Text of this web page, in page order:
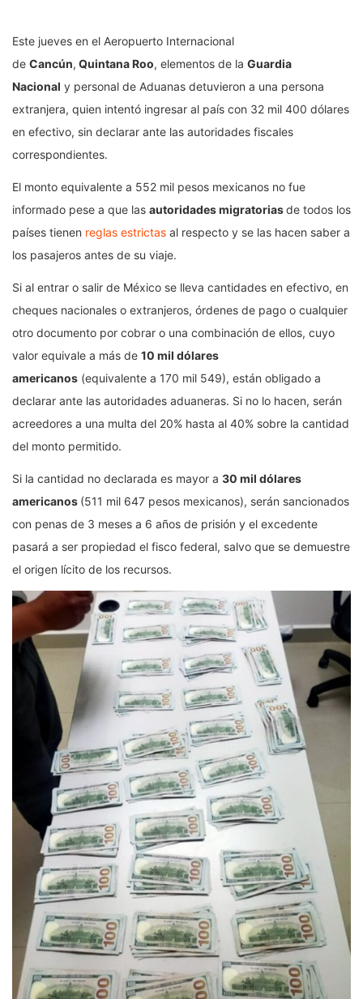
Este jueves en el Aeropuerto Internacional
de Cancún, Quintana Roo, elementos de la Guardia
Nacional y personal de Aduanas detuvieron a una persona
extranjera, quien intentó ingresar al país con 32 mil 400 dólares
en efectivo, sin declarar ante las autoridades fiscales
correspondientes.
El monto equivalente a 552 mil pesos mexicanos no fue
informado pese a que las autoridades migratoriasde todos los
países tienen reglas estrictas al respecto y se las hacen saber a
los pasajeros antes de su viaje.
Si al entrar o salir de México se lleva cantidades en efectivo, en
cheques nacionales o extranjeros, órdenes de pago o cualquier
otro documento por cobrar o una combinación de ellos, cuyo
valor equivale a más de 10 mil dólares
americanos (equivalente a 170 mil 549), están obligado a
declarar ante las autoridades aduaneras. Si no lo hacen, serán
acreedores a una multa del 20% hasta al 40% sobre la cantidad
del monto permitido.
Si la cantidad no declarada es mayor a 30 mil dólares
americanos (511 mil 647 pesos mexicanos), serán sancionados
con penas de 3 meses a 6 años de prisión y el excedente
pasará a ser propiedad el fisco federal, salvo que se demuestre
el origen lícito de los recursos.